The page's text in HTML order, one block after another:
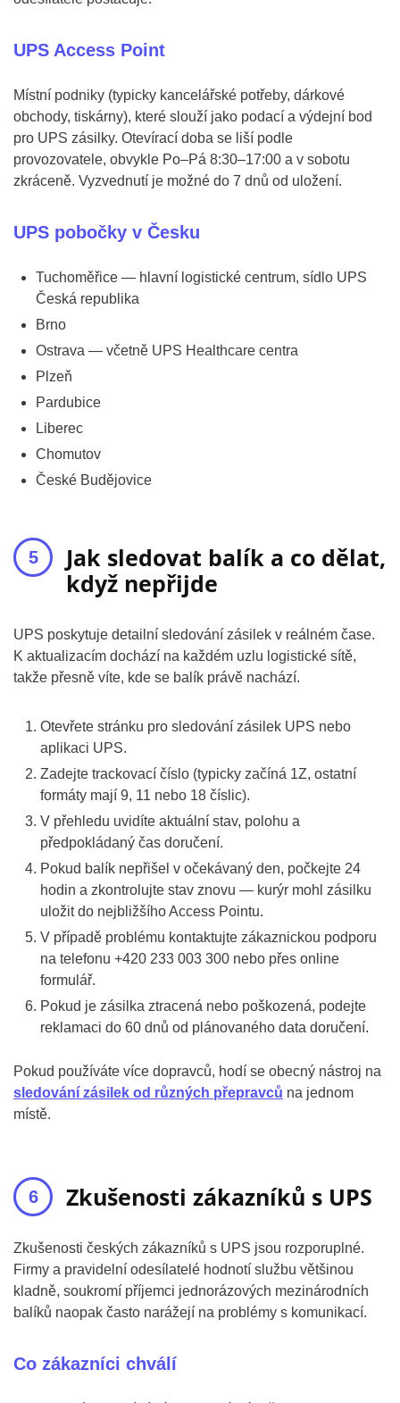
UPS Access Point
Místní podniky (typicky kancelářské potřeby, dárkové
obchody, tiskárny), které slouží jako podací a výdejní bod
pro UPS zásilky. Otevírací doba se liší podle
provozovatele, obvykle Po–Pá 8:30–17:00 a v sobotu
zkráceně. Vyzvednutí je možné do 7 dnů od uložení.
UPS pobočky v Česku
Tuchoměřice — hlavní logistické centrum, sídlo UPS
Česká republika
Brno
Ostrava — včetně UPS Healthcare centra
Plzeň
Pardubice
Liberec
Chomutov
České Budějovice
Jak sledovat balík a co dělat,
když nepřijde
UPS poskytuje detailní sledování zásilek v reálném čase.
K aktualizacím dochází na každém uzlu logistické sítě,
takže přesně víte, kde se balík právě nachází.
Otevřete stránku pro sledování zásilek UPS nebo
aplikaci UPS.
Zadejte trackovací číslo (typicky začíná 1Z, ostatní
formáty mají 9, 11 nebo 18 číslic).
V přehledu uvidíte aktuální stav, polohu a
předpokládaný čas doručení.
Pokud balík nepřišel v očekávaný den, počkejte 24
hodin a zkontrolujte stav znovu — kurýr mohl zásilku
uložit do nejbližšího Access Pointu.
V případě problému kontaktujte zákaznickou podporu
na telefonu +420 233 003 300 nebo přes online
formulář.
Pokud je zásilka ztracená nebo poškozená, podejte
reklamaci do 60 dnů od plánovaného data doručení.
Pokud používáte více dopravců, hodí se obecný nástroj na
sledování zásilek od různých přepravců na jednom
místě.
Zkušenosti zákazníků s UPS
Zkušenosti českých zákazníků s UPS jsou rozporuplné.
Firmy a pravidelní odesílatelé hodnotí službu většinou
kladně, soukromí příjemci jednorázových mezinárodních
balíků naopak často narážejí na problémy s komunikací.
Co zákazníci chválí